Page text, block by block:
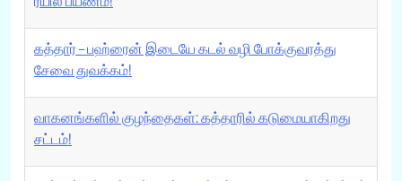
கத்தார் – பஹ்ரைன் இடையே கடல் வழி போக்குவரத்து
சேவை துவக்கம்!
வாகனங்களில் குழந்தைகள்: கத்தாரில் கடுமையாகிறது
சட்டம்!